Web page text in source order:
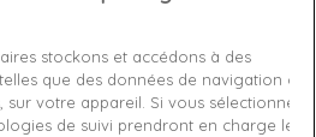
stockons et accédons à des
que des données de navigation ou
votre appareil. Si vous sélectionnez
de suivi prendront en charge les